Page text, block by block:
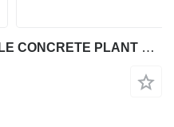
FABO TURBOMIX-100 MOBILE CONCRETE PLANT WITH PRE-FEEDING SYSTEM